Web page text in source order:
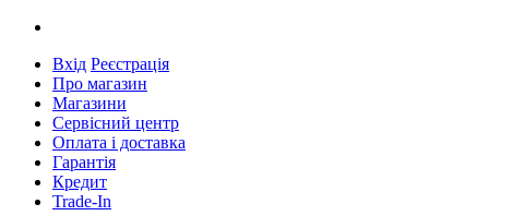
Вхід Реєстрація
Про магазин
Магазини
Сервісний центр
Оплата і доставка
Гарантія
Кредит
Trade-In